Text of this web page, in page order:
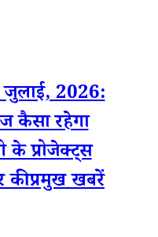
जुलाई, 2026:
कैसा रहेगा
के प्रोजेक्ट्स
की प्रमुख खबरें